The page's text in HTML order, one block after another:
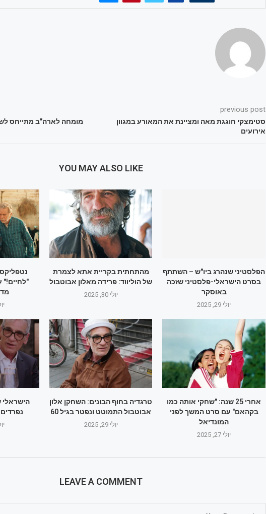
previous post
סטימצקי חוגגת מאה ומציינת את המאורע במגוון
אירועים
מומחה לארה"ב מתייחס
YOU MAY ALSO LIKE
יולי
מהתחתית בקריית אתא לצמרת
של הוליווד: פרידה מאלון אבוטבול
יולי 30, 2025
הפלסטיני שנהרג ביו"ש – השתתף
בסרט הישראלי-פלסטיני שזכה
באוסקר
יולי 29, 2025
הישראלי
טרגדיה בחוף הבונים: השחקן אלון
אבוטבול התמוטט ונפטר בגיל 60
יולי 29, 2025
אחרי 25 שנה: "שחקי אותה כמו
בקהאם" עם סרט המשך לפני
המונדיאל
יולי 27, 2025
LEAVE A COMMENT